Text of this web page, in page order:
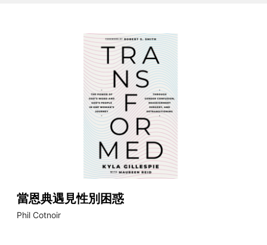
當恩典遇見性別困惑
Phil Cotnoir